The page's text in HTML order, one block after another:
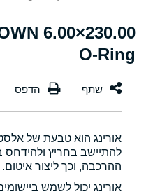
O-Ring
אורינג הוא טבעת של
להתיישב בחריץ ולהידחס
ההרכבה, וכך ליצור איטום.
אורינג יכול לשמש